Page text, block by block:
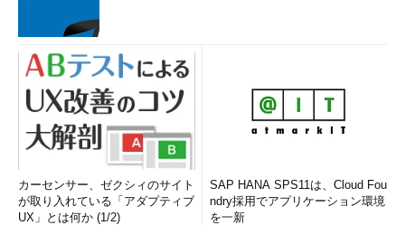
カーセンサー、ゼクシィのサイト
が取り入れている「アダプティブ
UX」とは何か (1/2)
SAP HANA SPS11は、Cloud Fou
ndry採用でアプリケーション環境
を一新